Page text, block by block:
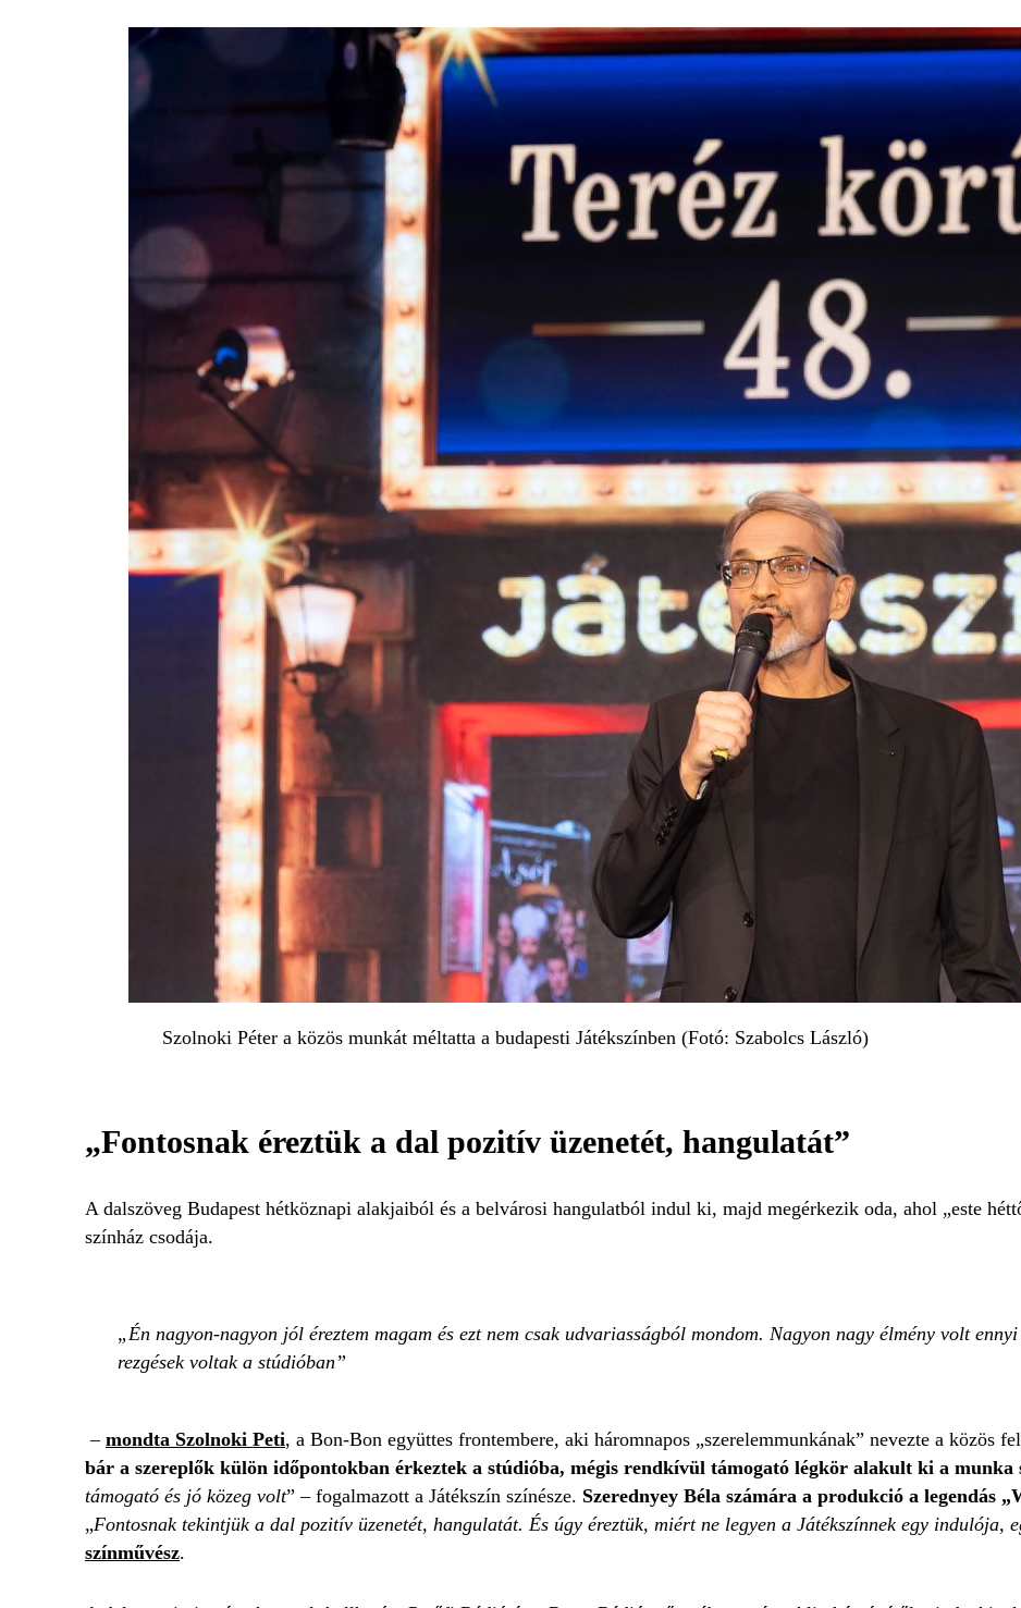
Szolnoki Péter a közös munkát méltatta a budapesti Játékszínben (Fotó: Szabolcs László)
„Fontosnak éreztük a dal pozitív üzenetét, hangulatát”
A dalszöveg Budapest hétköznapi alakjaiból és a belvárosi hangulatból indul ki, majd megérkezik oda, ahol „este
színház csodája.
Én nagyon-nagyon jól éreztem magam és ezt nem csak udvariasságból mondom. Nagyon nagy élmény volt
rezgések voltak a stúdióban
– mondta Szolnoki Peti, a Bon-Bon együttes frontembere, aki háromnapos „szerelemmunkának” nevezte a közös
bár a szereplők külön időpontokban érkeztek a stúdióba, mégis rendkívül támogató légkör alakult ki a munka
támogató és jó közeg volt” – fogalmazott a Játékszín színésze. Szerednyey Béla számára a produkció a legendás
„Fontosnak tekintjük a dal pozitív üzenetét, hangulatát. És úgy éreztük, miért ne legyen a Játékszínnek egy indulója,
színművész.